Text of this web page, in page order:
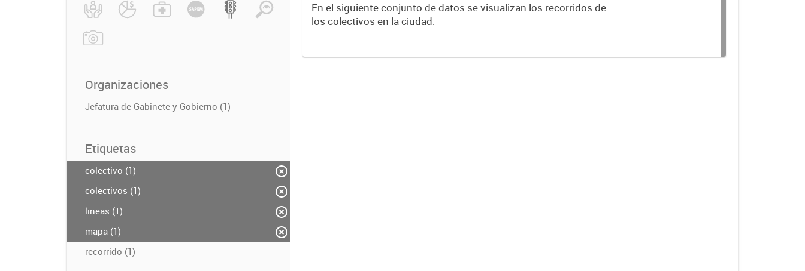
Organizaciones
Jefatura de Gabinete y Gobierno (1)
Etiquetas
colectivo (1)
colectivos (1)
lineas (1)
mapa (1)
recorrido (1)
En el siguiente conjunto de datos se visualizan los recorridos de
los colectivos en la ciudad.